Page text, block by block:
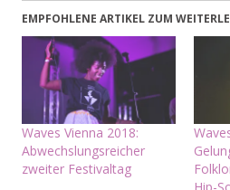
EMPFOHLENE ARTIKEL ZUM
Waves Vienna 2018:
Abwechslungsreicher
zweiter Festivaltag